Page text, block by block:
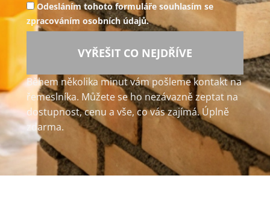
Odesláním tohoto formuláře souhlasím se
zpracováním osobních údajů.
VYŘEŠIT CO NEJDŘÍVE
Během několika minut vám pošleme kontakt na
řemeslníka. Můžete se ho nezávazně zeptat na
dostupnost, cenu a vše, co vás zajímá. Úplně
zdarma.